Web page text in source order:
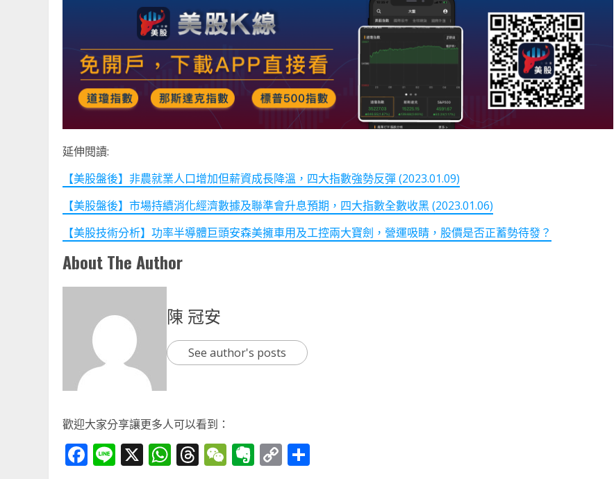
延伸閱讀:
【美股盤後】非農就業人口增加但薪資成長降溫，四大指數強勢反彈 (2023.01.09)
【美股盤後】市場持續消化經濟數據及聯準會升息預期，四大指數全數收黑 (2023.01.06)
【美股技術分析】功率半導體巨頭安森美擁車用及工控兩大寶劍，營運吸睛，股價是否正蓄勢待發？
About The Author
陳 冠安
See author's posts
歡迎大家分享讓更多人可以看到：
Facebook
Line
X WhatsApp
Threads
WeChat
Evernote
Copy